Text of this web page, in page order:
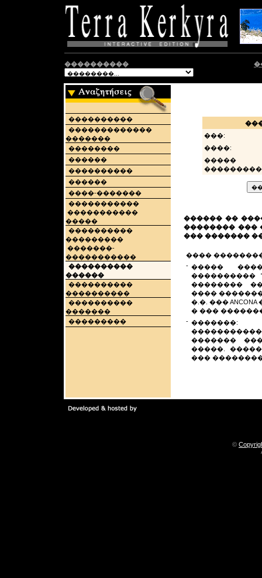
����������
����������
�������������
�������
��������
������
����������
������
����-�������
�����������
�����������
�����
����������
���������
�������-
�����������
����������
������
����������
����������
����������
�������
���������
���:
����:
�����
������ ��
�������� ���
��� �������
����
- �����
����������
��������
����
�.�. ���
� ��� �������
-
�������
�����.
���
©